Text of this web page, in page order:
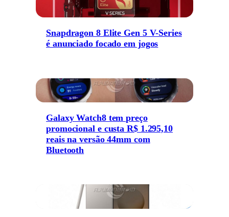
Snapdragon 8 Elite Gen 5 V-Series
é anunciado focado em jogos
Galaxy Watch8 tem preço
promocional e custa R$ 1.295,10
reais na versão 44mm com
Bluetooth